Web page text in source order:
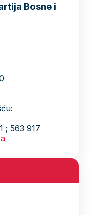
Bosne i
; 563 917